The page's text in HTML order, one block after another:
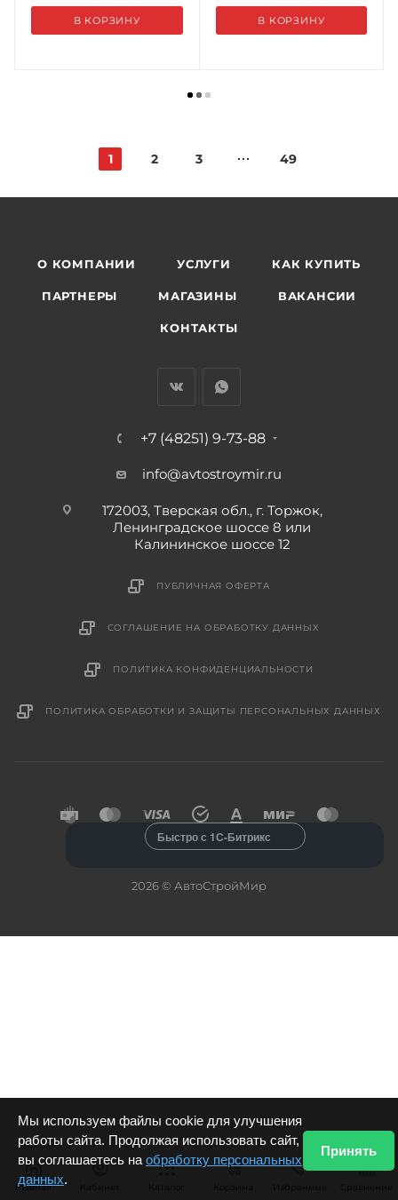
В КОРЗИНУ В КОРЗИНУ
1 2 3 49
О КОМПАНИИ УСЛУГИ КАК КУПИТЬ
ПАРТНЕРЫ МАГАЗИНЫ ВАКАНСИИ
КОНТАКТЫ
+7 (48251) 9-73-88
info@avtostroymir.ru
172003, Тверская обл., г. Торжок,
Ленинградское шоссе 8 или
Калининское шоссе 12
ПУБЛИЧНАЯ ОФЕРТА
СОГЛАШЕНИЕ НА ОБРАБОТКУ ДАННЫХ
ПОЛИТИКА КОНФИДЕНЦИАЛЬНОСТИ
ПОЛИТИКА ОБРАБОТКИ И ЗАЩИТЫ ПЕРСОНАЛЬНЫХ ДАННЫХ
Быстро с 1С-Битрикс
2026 © АвтоСтройМир
Главная
Мы используем файлы cookie для улучшения
работы сайта. Продолжая использовать сайт,
вы соглашаетесь на обработку персональных
данных.
Принять